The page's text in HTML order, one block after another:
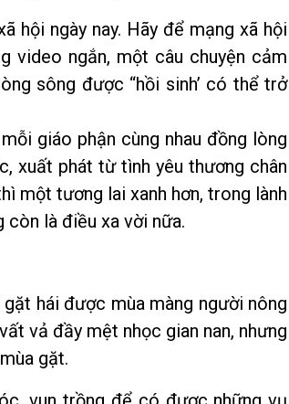
hội ngày nay. Hãy để mạng xã hội
video ngắn, một câu chuyện cảm
sông được “hồi sinh’ có thể trở
giáo phận cùng nhau đồng lòng
xuất phát từ tình yêu thương chân
một tương lai xanh hơn, trong lành
còn là điều xa vời nữa.
hái được mùa màng người nông
vả đầy mệt nhọc gian nan, nhưng
gặt.